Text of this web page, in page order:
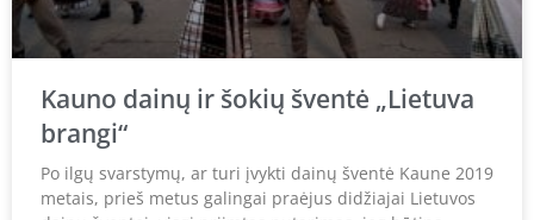
Kauno dainų ir šokių šventė „Lietuva
brangi“
Po ilgų svarstymų, ar turi įvykti dainų šventė Kaune 2019
metais, prieš metus galingai praėjus didžiajai Lietuvos